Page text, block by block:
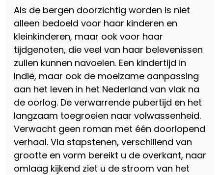
Als de bergen doorzichtig worden is niet
alleen bedoeld voor haar kinderen en
kleinkinderen, maar ook voor haar
tijdgenoten, die veel van haar belevenissen
zullen kunnen navoelen. Een kindertijd in
Indië, maar ook de moeizame aanpassing
aan het leven in het Nederland van vlak na
de oorlog. De verwarrende pubertijd en het
langzaam toegroeien naar volwassenheid.
Verwacht geen roman met één doorlopend
verhaal. Via stapstenen, verschillend van
grootte en vorm bereikt u de overkant, naar
omlaag kijkend ziet u de stroom van het